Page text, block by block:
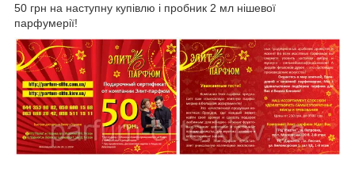
50 грн на наступну купівлю і пробник 2 мл нішевої
парфумерії!